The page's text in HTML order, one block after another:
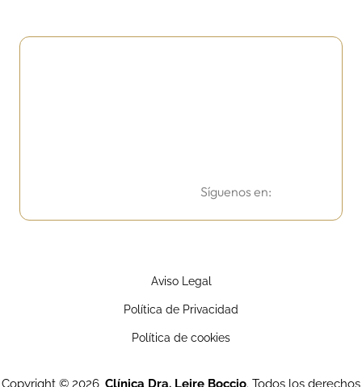
Síguenos en:
Aviso Legal
Política de Privacidad
Política de cookies
Copyright © 2026, Clínica Dra. Leire Boccio. Todos los derechos